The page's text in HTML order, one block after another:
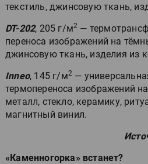
текстиль, джинсовую ткань,
DT-202, 205 г/м2 —
переноса изображений на
джинсовую ткань, изделия из
Inneo, 145 г/м2 —
термопереноса изображений
металл, стекло, керамику,
магнитный винил.
«Каменногорка» встанет?